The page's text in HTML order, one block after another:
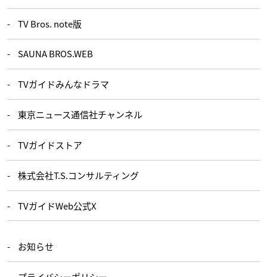
TV Bros. note版
SAUNA BROS.WEB
TVガイドみんなドラマ
東京ニュース通信社チャンネル
TVガイドストア
株式会社T.S.コンサルティング
TVガイドWeb公式X
お知らせ